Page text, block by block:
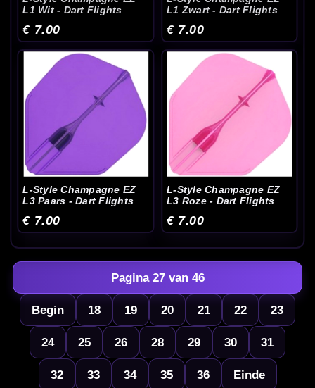
L1 Wit - Dart Flights
€ 7.00
L1 Zwart - Dart Flights
€ 7.00
L-Style Champagne EZ
L3 Paars - Dart Flights
€ 7.00
L-Style Champagne EZ
L3 Roze - Dart Flights
€ 7.00
Begin 18 19 20 21 22 23
24 25 26
Pagina 27 van 46
28 29 30 31
32 33 34 35 36 Einde